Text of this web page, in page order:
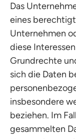
Das
eines
Unternehmen
diese
Grundrechte
sich die Daten
insbesondere
beziehen. Im
gesammelten